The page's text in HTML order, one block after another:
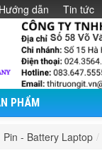
Hướng dẫn Tin tức
PHẨM
Pin - Battery Laptop /